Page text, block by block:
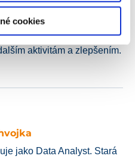
cookies
nástrojem. Cílem je
data
webu. Tyto informace
aktivitám a zlepšením.
jako Data Analyst. Stará